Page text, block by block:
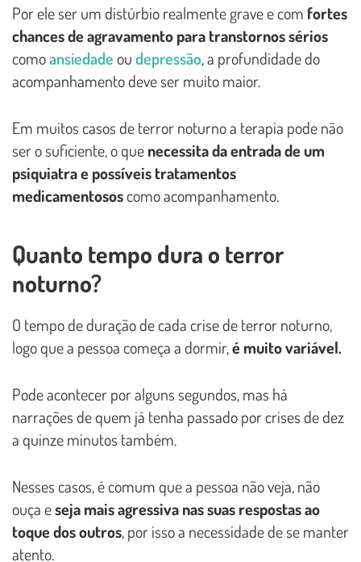
Por ele ser um distúrbio realmente grave e com fortes
chances de agravamento para transtornos sérios
comoansiedadeoudepressão, a profundidade do
acompanhamento deve ser muito maior.
Em muitos casos de terror noturno a terapia pode não
ser o suficiente, o quenecessita da entrada de um
psiquiatra e possíveis tratamentos
medicamentososcomo acompanhamento.
Quanto tempo dura o terror
noturno?
O tempo de duração de cada crise de terror noturno,
logo que a pessoa começa a dormir,é muito variável.
Pode acontecer por alguns segundos, mas há
narrações de quem já tenha passado por crises de dez
a quinze minutos também.
Nesses casos, é comum que a pessoa não veja, não
ouça eseja mais agressiva nas suas respostas ao
toque dos outros, por isso a necessidade de se manter
atento.